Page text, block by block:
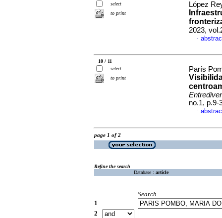
select
to print
López
2023,
·
10 / 11
select
to print
París
no.1, p.9-
·
page 1 of 2
Refine the search
Database : article
Search
1
2